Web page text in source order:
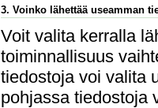
3. Voinko lähettää useamman
Voit valita kerralla
toiminnallisuus
tiedostoja voi valita
pohjassa tiedostoja